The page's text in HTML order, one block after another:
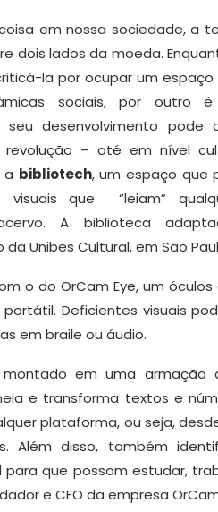
em nossa sociedade, a
dois lados da moeda.
la por ocupar um espaço
sociais, por outro é
seu desenvolvimento pode
revolução – até em nível
a bibliotech, um espaço que
visuais que “leiam”
A biblioteca
Unibes Cultural, em São
o do OrCam Eye, um
Deficientes visuais
em braile ou áudio.
em uma
e transforma textos e
plataforma, ou seja,
Além disso, também
para que possam estudar,
e CEO da empresa